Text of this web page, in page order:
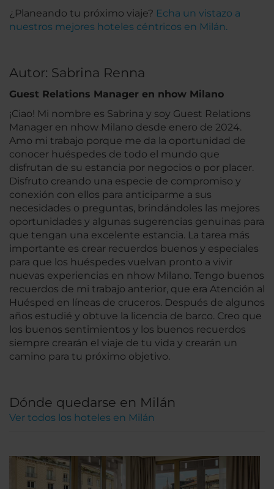
¿Planeando tu próximo viaje? Echa un vistazo a
nuestros mejores hoteles céntricos en Milán.
Autor: Sabrina Renna
Guest Relations Manager en nhow Milano
¡Ciao! Mi nombre es Sabrina y soy Guest Relations
Manager en nhow Milano desde enero de 2024.
Amo mi trabajo porque me da la oportunidad de
conocer huéspedes de todo el mundo que
disfrutan de su estancia por negocios o por placer.
Disfruto creando una especie de compromiso y
conexión con ellos para anticiparme a sus
necesidades o preguntas, brindándoles las mejores
oportunidades y algunas sugerencias genuinas para
que tengan una excelente estancia. La tarea más
importante es crear recuerdos buenos y especiales
para que los huéspedes vuelvan pronto a vivir
nuevas experiencias en nhow Milano. Tengo buenos
recuerdos de mi trabajo anterior, que era Atención al
Huésped en líneas de cruceros. Después de algunos
años estudié y obtuve la licencia de barco. Creo que
los buenos sentimientos y los buenos recuerdos
siempre crearán el viaje de tu vida y crearán un
camino para tu próximo objetivo.
Dónde quedarse en Milán
Ver todos los hoteles en Milán